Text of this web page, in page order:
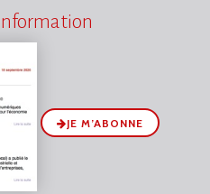
JE M’ABONNE